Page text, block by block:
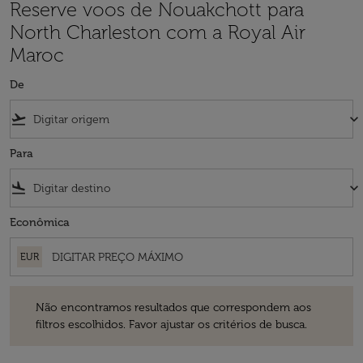
Reserve voos de Nouakchott para
North Charleston com a Royal Air
Maroc
De
flight_takeoff keyboard_arrow_down
Para
flight_land keyboard_arrow_down
Econômica
EUR
Não encontramos resultados que correspondem aos
filtros escolhidos. Favor ajustar os critérios de busca.